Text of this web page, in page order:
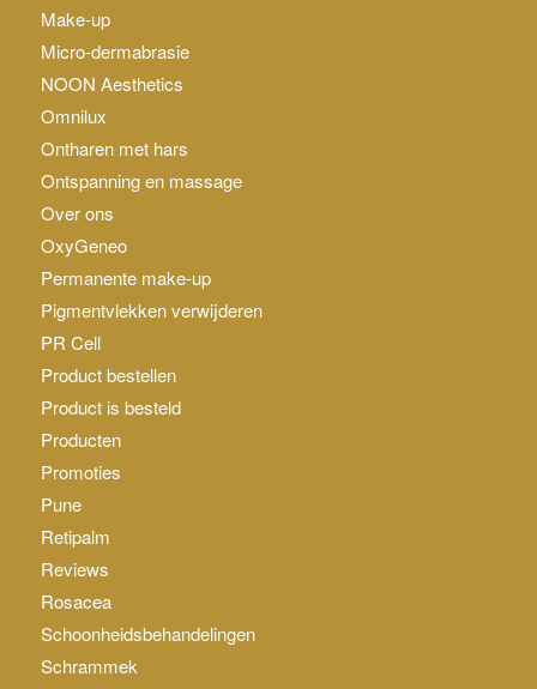
Make-up
Micro-dermabrasie
NOON Aesthetics
Omnilux
Ontharen met hars
Ontspanning en massage
Over ons
OxyGeneo
Permanente make-up
Pigmentvlekken verwijderen
PR Cell
Product bestellen
Product is besteld
Producten
Promoties
Pune
Retipalm
Reviews
Rosacea
Schoonheidsbehandelingen
Schrammek